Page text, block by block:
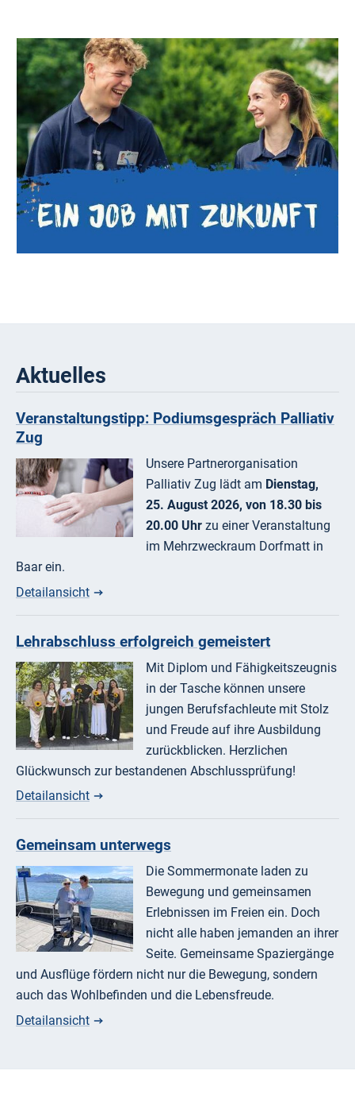
Aktuelles
Veranstaltungstipp: Podiumsgespräch Palliativ
Zug
Unsere Partnerorganisation
Palliativ Zug lädt am Dienstag,
25. August 2026, von 18.30 bis
20.00 Uhr zu einer Veranstaltung
im Mehrzweckraum Dorfmatt in
Baar ein.
Detailansicht
Lehrabschluss erfolgreich gemeistert
Mit Diplom und Fähigkeitszeugnis
in der Tasche können unsere
jungen Berufsfachleute mit Stolz
und Freude auf ihre Ausbildung
zurückblicken. Herzlichen
Glückwunsch zur bestandenen Abschlussprüfung!
Detailansicht
Gemeinsam unterwegs
Die Sommermonate laden zu
Bewegung und gemeinsamen
Erlebnissen im Freien ein. Doch
nicht alle haben jemanden an ihrer
Seite. Gemeinsame Spaziergänge
und Ausflüge fördern nicht nur die Bewegung, sondern
auch das Wohlbefinden und die Lebensfreude.
Detailansicht